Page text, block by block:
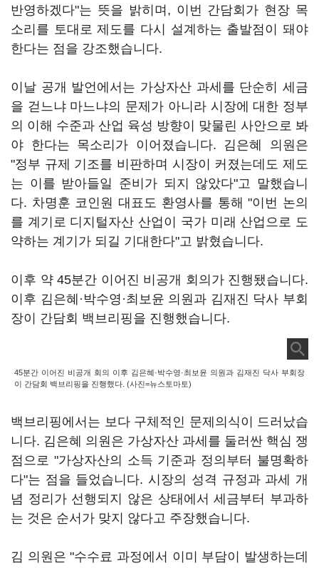
반영하겠다"는 뜻을 밝히며, 이번 간담회가 현장 목
소리를 토대로 제도를 다시 설계하는 출발점이 돼야
한다는 점을 강조했습니다.
이날 공개 발언에서는 가상자산 과세를 단순히 세금
을 걷느냐 마느냐의 문제가 아니라 시장에 대한 정부
의 이해 수준과 산업 육성 방향이 맞물린 사안으로 봐
야 한다는 목소리가 이어졌습니다. 김은혜 의원은
"정부 규제 기조를 비판하며 시장이 커졌는데도 제도
는 이를 받아들일 준비가 되지 않았다"고 말했습니
다. 차명훈 코인원 대표도 환영사를 통해 "이번 논의
를 계기로 디지털자산 산업이 국가 미래 산업으로 도
약하는 계기가 되길 기대한다"고 밝혔습니다.
이후 약 45분간 이어진 비공개 회의가 진행됐습니다.
이후 김은혜·박수영·최보윤 의원과 김재진 닥사 부회
장이 간담회 백브리핑을 진행했습니다.
45분간 이어진 비공개 회의 이후 김은혜·박수영·최보윤 의원과 김재진 닥사 부회장
이 간담회 백브리핑을 진행했다. (사진=뉴스토마토)
백브리핑에서는 보다 구체적인 문제의식이 드러났습
니다. 김은혜 의원은 가상자산 과세를 둘러싼 핵심 쟁
점으로 "가상자산의 소득 기준과 정의부터 불명확하
다"는 점을 들었습니다. 시장의 성격 규정과 과세 개
념 정리가 선행되지 않은 상태에서 세금부터 부과하
는 것은 순서가 맞지 않다고 주장했습니다.
김 의원은 "수수료 과정에서 이미 부담이 발생하는데